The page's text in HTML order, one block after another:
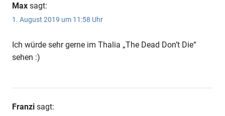
Max sagt:
1. August 2019 um 11:58 Uhr
Ich würde sehr gerne im Thalia „The Dead Don’t Die“
sehen :)
Franzi sagt: